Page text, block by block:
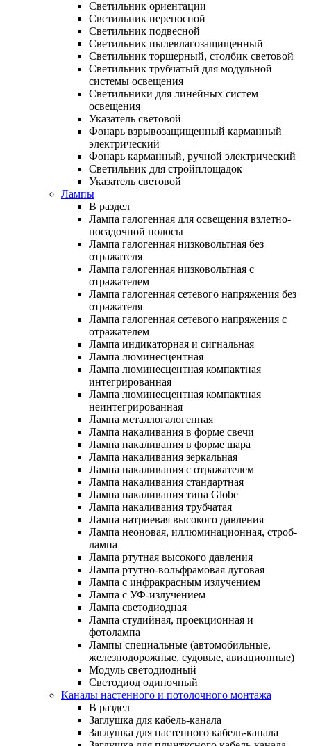
Светильник ориентации
Светильник переносной
Светильник подвесной
Светильник пылевлагозащищенный
Светильник торшерный, столбик световой
Светильник трубчатый для модульной
системы освещения
Светильники для линейных систем
освещения
Указатель световой
Фонарь взрывозащищенный карманный
электрический
Фонарь карманный, ручной электрический
Светильник для стройплощадок
Указатель световой
Лампы
В раздел
Лампа галогенная для освещения взлетно-
посадочной полосы
Лампа галогенная низковольтная без
отражателя
Лампа галогенная низковольтная с
отражателем
Лампа галогенная сетевого напряжения без
отражателя
Лампа галогенная сетевого напряжения с
отражателем
Лампа индикаторная и сигнальная
Лампа люминесцентная
Лампа люминесцентная компактная
интегрированная
Лампа люминесцентная компактная
неинтегрированная
Лампа металлогалогенная
Лампа накаливания в форме свечи
Лампа накаливания в форме шара
Лампа накаливания зеркальная
Лампа накаливания с отражателем
Лампа накаливания стандартная
Лампа накаливания типа Globe
Лампа накаливания трубчатая
Лампа натриевая высокого давления
Лампа неоновая, иллюминационная, строб-
лампа
Лампа ртутная высокого давления
Лампа ртутно-вольфрамовая дуговая
Лампа с инфракрасным излучением
Лампа с УФ-излучением
Лампа светодиодная
Лампа студийная, проекционная и
фотолампа
Лампы специальные (автомобильные,
железнодорожные, судовые, авиационные)
Модуль светодиодный
Светодиод одиночный
Каналы настенного и потолочного монтажа
В раздел
Заглушка для кабель-канала
Заглушка для настенного кабель-канала